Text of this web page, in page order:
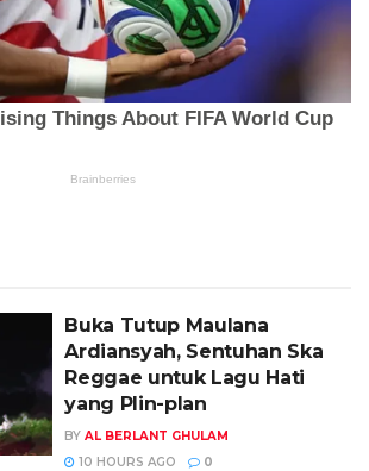
Buka Tutup Maulana
Ardiansyah, Sentuhan Ska
Reggae untuk Lagu Hati
yang Plin-plan
BY AL BERLANT GHULAM
10 HOURS AGO
0